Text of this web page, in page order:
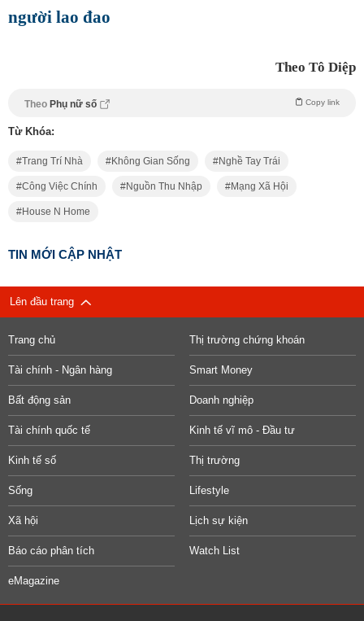
người lao đao
Theo Tô Diệp
Theo Phụ nữ số Copy link
Từ Khóa:
Trang Trí Nhà Không Gian Sống Nghề Tay Trái
Công Việc Chính Nguồn Thu Nhập Mạng Xã Hội
House N Home
TIN MỚI CẬP NHẬT
Lên đầu trang
Trang chủ Thị trường chứng khoán
Tài chính - Ngân hàng Smart Money
Bất động sản Doanh nghiệp
Tài chính quốc tế Kinh tế vĩ mô - Đầu tư
Kinh tế số Thị trường
Sống Lifestyle
Xã hội Lịch sự kiện
Báo cáo phân tích Watch List
eMagazine